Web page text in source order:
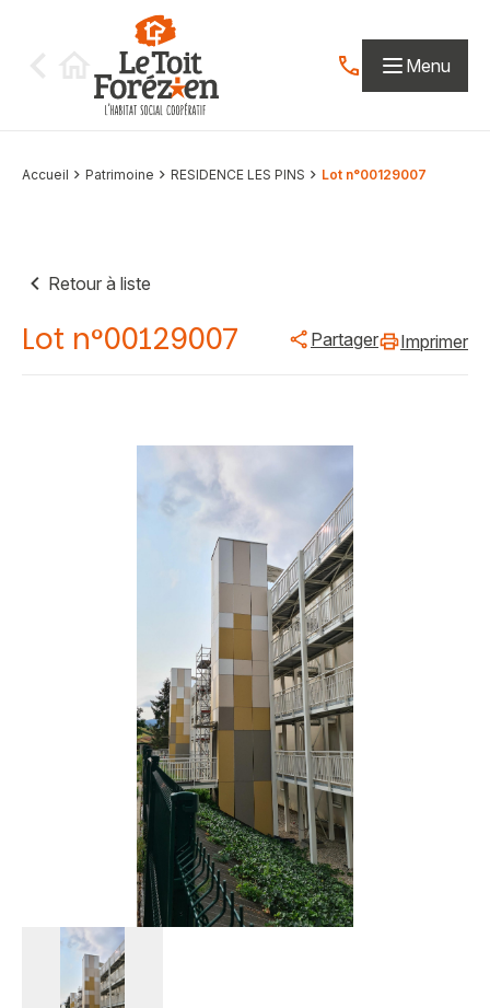
Contactez-nous
Menu
Accueil Patrimoine RESIDENCE LES PINS Lot n°00129007
Retour à liste
Lot n°00129007 Partager Imprimer